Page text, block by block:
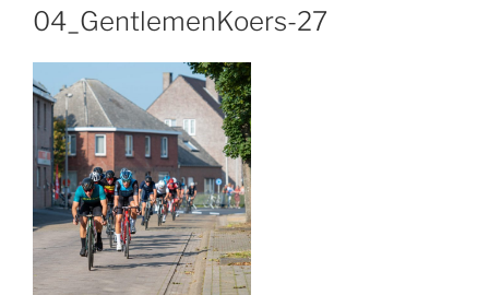
04_GentlemenKoers-27